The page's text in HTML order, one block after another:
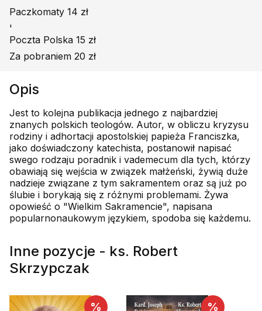
Paczkomaty 14 zł
'
Poczta Polska 15 zł
Za pobraniem 20 zł
Opis
Jest to kolejna publikacja jednego z najbardziej
znanych polskich teologów. Autor, w obliczu kryzysu
rodziny i adhortacji apostolskiej papieża Franciszka,
jako doświadczony katechista, postanowił napisać
swego rodzaju poradnik i vademecum dla tych, którzy
obawiają się wejścia w związek małżeński, żywią duże
nadzieje związane z tym sakramentem oraz są już po
ślubie i borykają się z różnymi problemami. Żywa
opowieść o "Wielkim Sakramencie", napisana
popularnonaukowym językiem, spodoba się każdemu.
Inne pozycje - ks. Robert
Skrzypczak
% %